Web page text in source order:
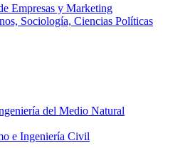
Empresas y Marketing
Sociología, Ciencias Políticas
del Medio Natural
e Ingeniería Civil